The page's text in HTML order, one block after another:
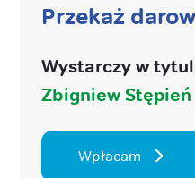
Przekaż
Wystarczy w
Zbigniew Stępień
Wpłacam